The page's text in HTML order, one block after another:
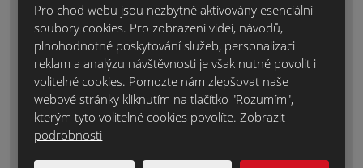
Položky označené hvězdičkou (*) jsou povinné.
Souhlasím se zpracováním osobních údajů
Text zprávy *
Pro chod webu jsou nezbytně aktivovány esenciální
soubory cookies. Pro zobrazení videí, návodů,
plnohodnotné poskytování služeb, personalizaci
reklam a analýzu návštěvnosti je však nutné povolit i
volitelné cookies. Pomozte nám zlepšovat naše
webové stránky kliknutím na tlačítko "Rozumím",
kterým tyto volitelné cookies povolíte. Zobrazit
podrobnosti